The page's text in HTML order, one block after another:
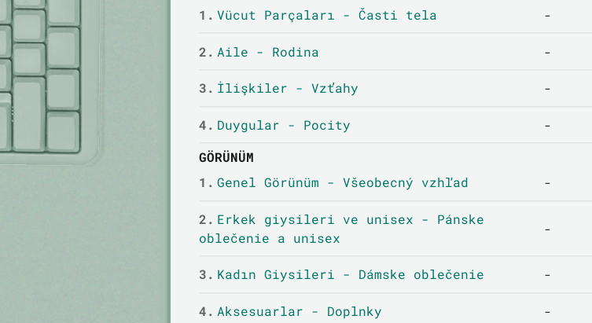
1. Vücut Parçaları - Časti tela -
2. Aile - Rodina -
3. İlişkiler - Vzťahy -
4. Duygular - Pocity -
GÖRÜNÜM
1. Genel Görünüm - Všeobecný vzhľad -
2. Erkek giysileri ve unisex - Pánske
oblečenie a unisex
-
3. Kadın Giysileri - Dámske oblečenie -
4. Aksesuarlar - Doplnky -